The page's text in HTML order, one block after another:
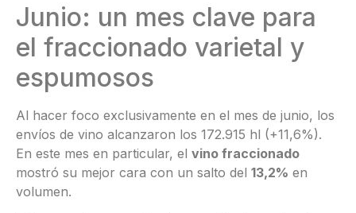
Junio: un mes clave para
el fraccionado varietal y
espumosos
Al hacer foco exclusivamente en el mes de junio, los
envíos de vino alcanzaron los 172.915 hl (+11,6%).
En este mes en particular, el vino fraccionado
mostró su mejor cara con un salto del 13,2% en
volumen.